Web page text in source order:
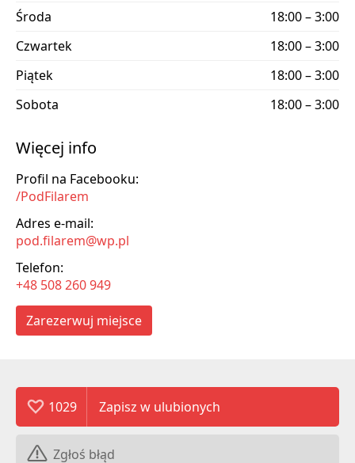
Środa
18:00 – 3:00
Czwartek
18:00 – 3:00
Piątek
18:00 – 3:00
Sobota
18:00 – 3:00
Więcej info
Profil na Facebooku:
/PodFilarem
Adres e-mail:
pod.filarem@wp.pl
Telefon:
+48 508 260 949
Zarezerwuj miejsce
1029
Zgłoś błąd